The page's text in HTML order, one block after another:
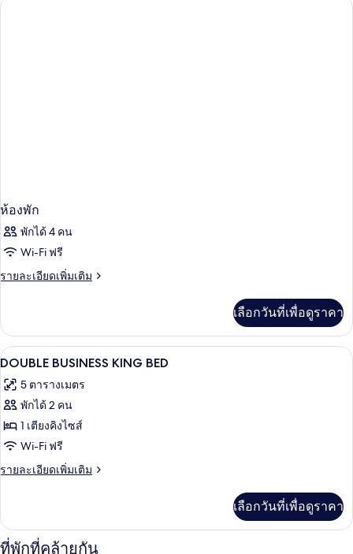
ห้อง
ห้องพัก
พักได้ 4 คน
Wi-Fi ฟรี
รายละเอียดเพิ่มเติม
ราย
เกี่ยว
กับ
ห้อง
เลือกวันที่เพื่อดูราคา
เปิด
ภาพถ่าย
ทั้งหมด
ของ
DOUBLE
BUSINESS
KING
1 ห้องนอน, เครื่องนอนระดับพรีเมียม,
11
DOUBLE BUSINESS KING BED
5 ตารางเมตร
พักได้ 2 คน
1 เตียงคิงไซส์
Wi-Fi ฟรี
รายละเอียดเพิ่มเติม
ราย
เกี่ยว
กับ
เลือกวันที่เพื่อดูราคา
ที่พักที่คล้ายกัน